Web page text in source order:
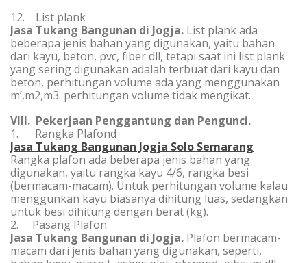
12. List plank
Jasa Tukang Bangunan di Jogja. List plank ada
beberapa jenis bahan yang digunakan, yaitu bahan
dari kayu, beton, pvc, fiber dll, tetapi saat ini list plank
yang sering digunakan adalah terbuat dari kayu dan
beton, perhitungan volume ada yang menggunakan
m’,m2,m3. perhitungan volume tidak mengikat.
VIII. Pekerjaan Penggantung dan Pengunci.
1. Rangka Plafond
Jasa Tukang Bangunan Jogja Solo Semarang
Rangka plafon ada beberapa jenis bahan yang
digunakan, yaitu rangka kayu 4/6, rangka besi
(bermacam-macam). Untuk perhitungan volume kalau
menggunkan kayu biasanya dihitung luas, sedangkan
untuk besi dihitung dengan berat (kg).
2. Pasang Plafon
Jasa Tukang Bangunan di Jogja. Plafon bermacam-
macam dari jenis bahan yang digunakan, seperti,